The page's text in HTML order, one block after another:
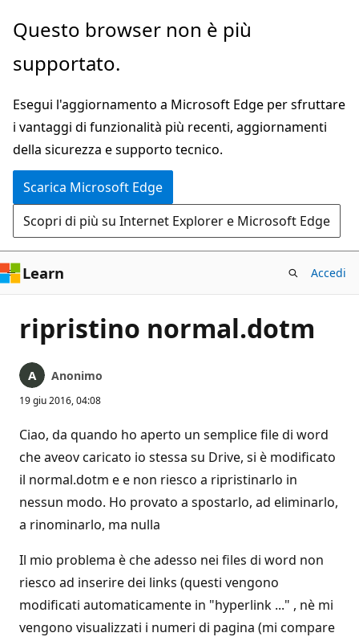
Ignora
passa
contenuto
principale
Questo browser non è più
supportato.
Esegui l'aggiornamento a Microsoft Edge per sfruttare
i vantaggi di funzionalità più recenti, aggiornamenti
della sicurezza e supporto tecnico.
Scarica Microsoft Edge
Scopri di più su Internet Explorer e Microsoft Edge
Learn Accedi
ripristino normal.dotm
Anonimo
19 giu 2016, 04:08
Ciao, da quando ho aperto un semplice file di word
che aveov caricato io stessa su Drive, si è modificato
il normal.dotm e e non riesco a ripristinarlo in
nessun modo. Ho provato a spostarlo, ad eliminarlo,
a rinominarlo, ma nulla
Il mio problema è che adesso nei files di word non
riesco ad inserire dei links (questi vengono
modificati automaticamente in "hyperlink ..." , nè mi
vengono visualizzati i numeri di pagina (mi compare